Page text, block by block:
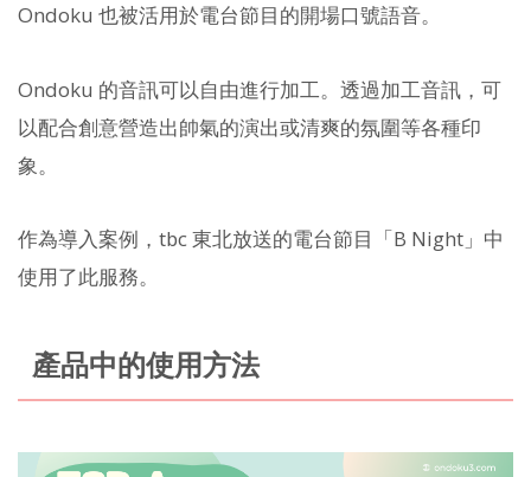
Ondoku 也被活用於電台節目的開場口號語音。
Ondoku 的音訊可以自由進行加工。透過加工音訊，可
以配合創意營造出帥氣的演出或清爽的氛圍等各種印
象。
作為導入案例，tbc 東北放送的電台節目「B Night」中
使用了此服務。
產品中的使用方法